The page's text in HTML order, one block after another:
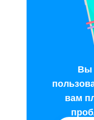
Вы
вам